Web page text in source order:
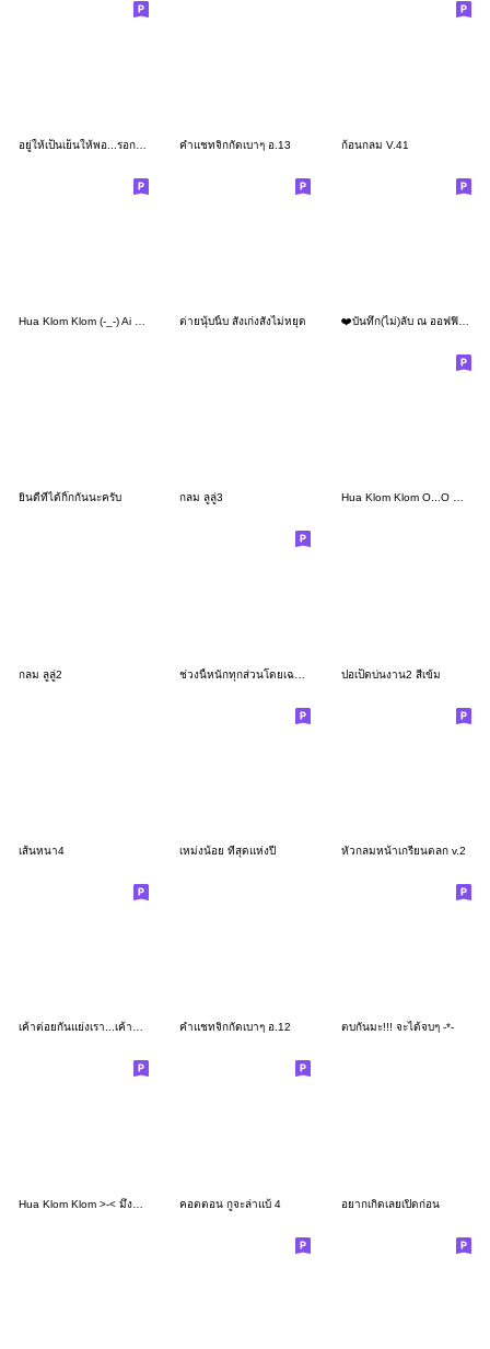
คำแชทจิกกัดเบาๆ อ.13 ก้อนกลม V.41
ต่ายนุ้บนิ้บ สั่งเก่งสั่งไม่หยุด
ยินดีที่ได้กิ๊กกันนะครับ กลม ลูลู่3 Hua Klom Klom O...O Mueng man ba
กลม ลูลู่2 ปอเป็ดบ่นงาน2 สีเข้ม
เส้นหนา4 เหม่งน้อย ที่สุดแห่งปี หัวกลมหน้าเกรียนตลก v.2
เค้าต่อยกันแย่งเรา...เค้าแย่งกันต่อยเรา คำแชทจิกกัดเบาๆ อ.12 ตบกันมะ!!! จะได้จบๆ -*-
คอตตอน กูจะล่าแบ้ 4 อยากเกิดเลยเปิดก่อน